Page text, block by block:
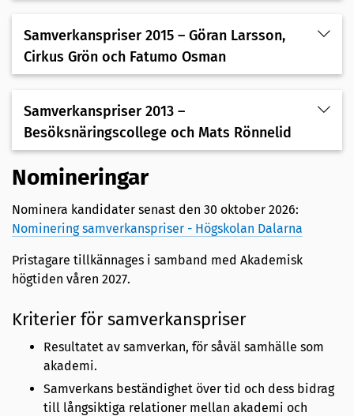
Samverkanspriser 2015 – Göran Larsson,
Cirkus Grön och Fatumo Osman
Samverkanspriser 2013 –
Besöksnäringscollege och Mats Rönnelid
Nomineringar
Nominera kandidater senast den 30 oktober 2026:
Nominering samverkanspriser - Högskolan Dalarna
Pristagare tillkännages i samband med Akademisk
högtiden våren 2027.
Kriterier för samverkanspriser
Resultatet av samverkan, för såväl samhälle som
akademi.
Samverkans beständighet över tid och dess bidrag
till långsiktiga relationer mellan akademi och